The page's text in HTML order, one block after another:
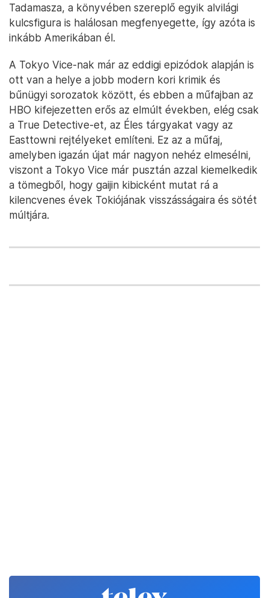
Tadamasza, a könyvében szereplő egyik alvilági
kulcsfigura is halálosan megfenyegette, így azóta is
inkább Amerikában él.
A Tokyo Vice-nak már az eddigi epizódok alapján is
ott van a helye a jobb modern kori krimik és
bűnügyi sorozatok között, és ebben a műfajban az
HBO kifejezetten erős az elmúlt években, elég csak
a True Detective-et, az Éles tárgyakat vagy az
Easttowni rejtélyeket említeni. Ez az a műfaj,
amelyben igazán újat már nagyon nehéz elmesélni,
viszont a Tokyo Vice már pusztán azzal kiemelkedik
a tömegből, hogy gaijin kibicként mutat rá a
kilencvenes évek Tokiójának visszásságaira és sötét
múltjára.